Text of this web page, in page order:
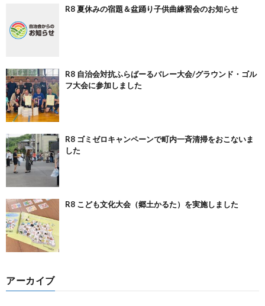
R8 夏休みの宿題＆盆踊り子供曲練習会のお知らせ
R8 自治会対抗ふらばーるバレー大会/グラウンド・ゴル
フ大会に参加しました
R8 ゴミゼロキャンペーンで町内一斉清掃をおこないま
した
R8 こども文化大会（郷土かるた）を実施しました
アーカイブ